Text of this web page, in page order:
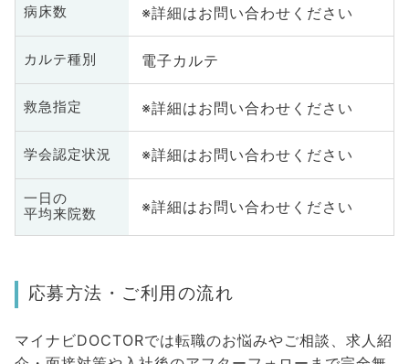
病床数 ※詳細はお問い合わせください
カルテ種別 電子カルテ
救急指定 ※詳細はお問い合わせください
学会認定状況 ※詳細はお問い合わせください
一日の
平均来院数
※詳細はお問い合わせください
応募方法・ご利用の流れ
マイナビDOCTORでは転職のお悩みやご相談、求人紹